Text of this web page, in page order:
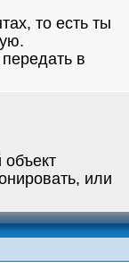
то есть ты
в
объект
или